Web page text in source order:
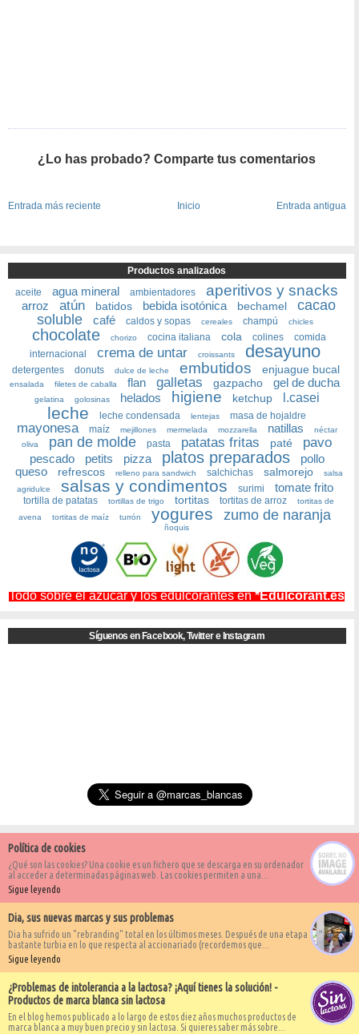
¿Lo has probado? Comparte tus comentarios
Entrada más reciente Entrada antigua
Inicio
Productos analizados
aceite
agua mineral ambientadores aperitivos y snacks
arroz atún batidos bebida isotónica bechamel
cacao
soluble
café caldos y sopas cereales champú chicles
chocolate chorizo cocina italiana cola colines
comida
internacional
crema de untar croissants desayuno
detergentes donuts dulce de leche embutidos enjuague bucal
ensalada filetes de caballa flan galletas gazpacho gel de ducha
gelatina golosinas helados higiene ketchup l.casei
leche leche condensada lentejas masa de hojaldre
mayonesa maíz mejillones mermelada mozzarella natillas
néctar
oliva
pan de molde pasta patatas fritas paté pavo
pescado petits pizza platos preparados
pollo
queso
refrescos relleno para sandwich salchichas salmorejo
salsa
agridulce
salsas y condimentos surimi tomate frito
tortilla de patatas tortillas de trigo tortitas tortitas de arroz
tortitas de
avena
tortitas de maíz turrón yogures zumo de naranja
ñoquis
Todo sobre el azúcar y los edulcorantes en*Edulcorant.es
Síguenos en Facebook, Twitter e Instagram
Política de cookies
¿Qué son las cookies? Una cookie es un fichero que se descarga en su ordenador
al acceder a determinadas páginas web. Las cookies permiten a una...
Sigue leyendo
Dia, sus nuevas marcas y sus problemas
Dia ha sufrido un "rebranding" total en los últimos meses. Después de una etapa
bastante turbia en lo que respecta al accionariado (recordemos que...
Sigue leyendo
¿Problemas de intolerancia a la lactosa? ¡Aquí tienes la solución! -
Productos de marca blanca sin lactosa
En el blog hemos publicado a lo largo de estos diez años muchos productos de
marca blanca a muy buen precio y sin lactosa. Si quieres saber más sobre...